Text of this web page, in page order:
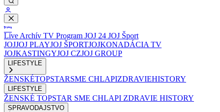
Live Archív TV Program JOJ 24 JOJ Šport
JOJJOJ PLAYJOJ ŠPORTJOJKONADÁCIA TV
JOJKASTINGYJOJ CZJOJ GROUP
LIFESTYLE
ŽENSKÉTOPSTARSME CHLAPIZDRAVIEHISTORY
LIFESTYLE
ŽENSKÉ TOPSTAR SME CHLAPI ZDRAVIE HISTORY
SPRAVODAJSTVO